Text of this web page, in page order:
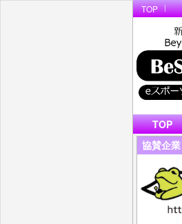
TOP
TOP
協賛企業